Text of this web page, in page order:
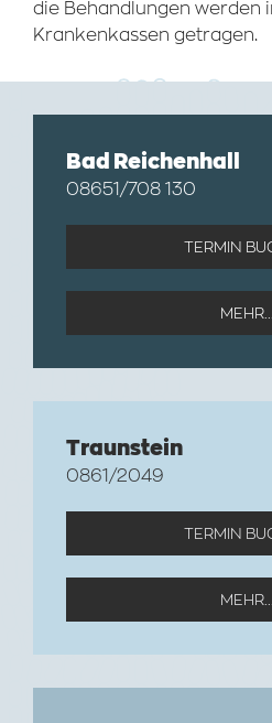
die Behandlungen werden
Krankenkassen getragen.
Bad Reichenhall
08651/708 130
TERMIN
MEHR...
Traunstein
0861/2049
TERMIN
MEHR...